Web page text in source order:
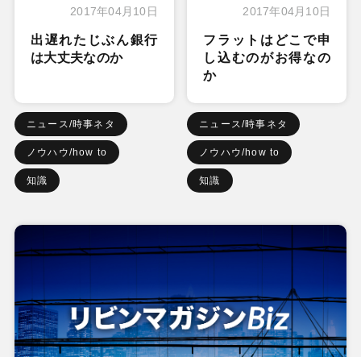
2017年04月10日
出遅れたじぶん銀行
は大丈夫なのか
ニュース/時事ネタ
ノウハウ/how to
知識
2017年04月10日
フラットはどこで申
し込むのがお得なの
か
ニュース/時事ネタ
ノウハウ/how to
知識